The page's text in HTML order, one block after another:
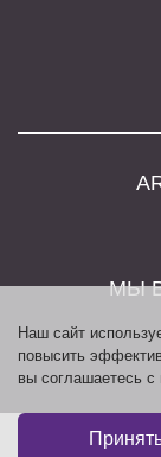
МЫ
Наш сайт
повысить
вы соглашаетесь